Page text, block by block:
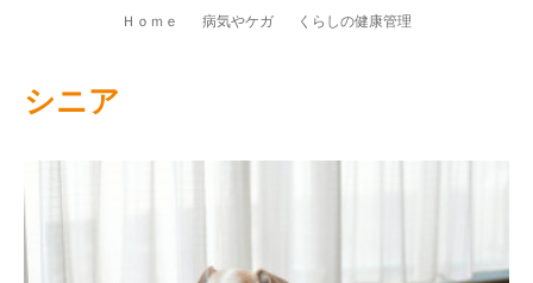
Ｈｏｍｅ 病気やケガ くらしの健康管理
シニア